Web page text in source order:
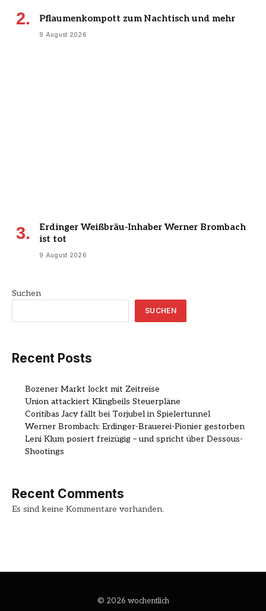
Pflaumenkompott zum Nachtisch und mehr
9 August 2026
Erdinger Weißbräu-Inhaber Werner Brombach
ist tot
9 August 2026
Suchen
SUCHEN
Recent Posts
Bozener Markt lockt mit Zeitreise
Union attackiert Klingbeils Steuerpläne
Coritibas Jacy fällt bei Torjubel in Spielertunnel
Werner Brombach: Erdinger-Brauerei-Pionier gestorben
Leni Klum posiert freizügig – und spricht über Dessous-
Shootings
Recent Comments
Es sind keine Kommentare vorhanden.
© 2026 wochentlich